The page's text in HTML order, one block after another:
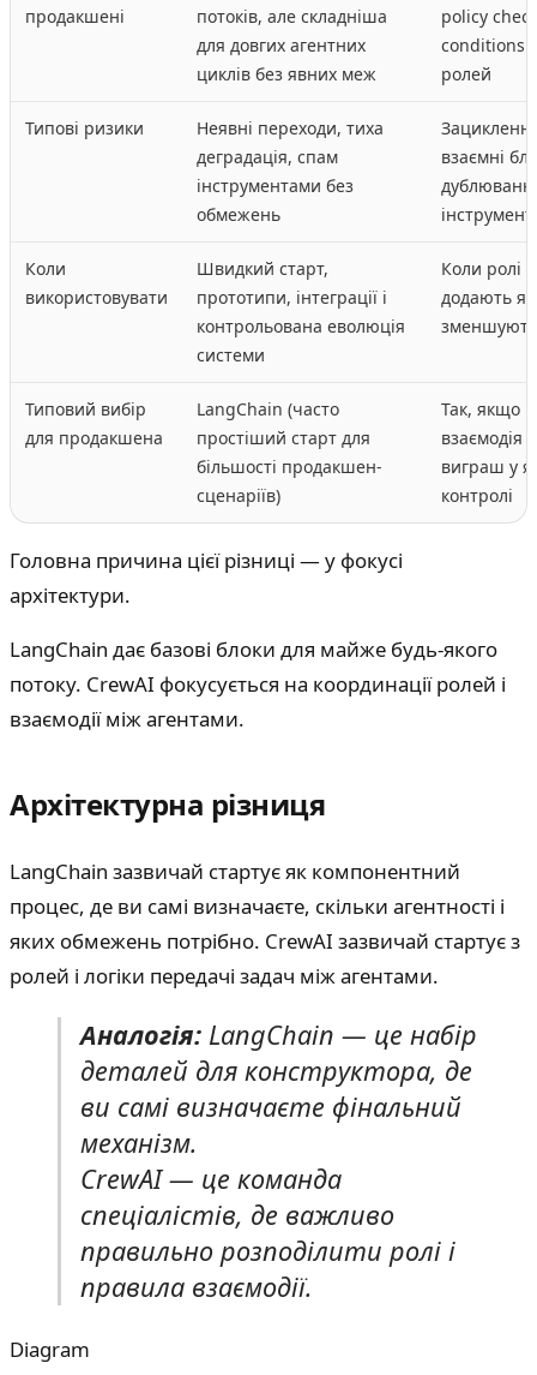
продакшені
потоків, але складніша
для довгих агентних
циклів без явних меж
policy
conditions
ролей
Типові ризики
Неявні переходи, тиха
деградація, спам
інструментами без
обмежень
взаємні
Коли
використовувати
Швидкий старт,
прототипи, інтеграції і
контрольована еволюція
системи
Коли ролі
додають
Типовий вибір
для продакшена
LangChain (часто
простіший старт для
більшості продакшен-
сценаріїв)
Так, якщо
взаємодія
виграш у
контролі
Головна причина цієї різниці — у фокусі
архітектури.
LangChain дає базові блоки для майже будь-якого
потоку. CrewAI фокусується на координації ролей і
взаємодії між агентами.
Архітектурна різниця
LangChain зазвичай стартує як компонентний
процес, де ви самі визначаєте, скільки агентності і
яких обмежень потрібно. CrewAI зазвичай стартує з
ролей і логіки передачі задач між агентами.
Аналогія: LangChain — це набір
деталей для конструктора, де
ви самі визначаєте фінальний
механізм.
CrewAI — це команда
спеціалістів, де важливо
правильно розподілити ролі і
правила взаємодії.
Diagram